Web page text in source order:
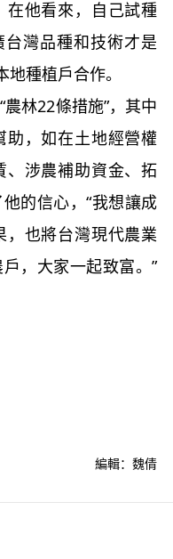
他看來，自己試種
台灣品種和技術才是
種植戶合作。
林22條措施”，其中
助，如在土地經營權
、涉農補助資金、拓
的信心，“我想讓成
也將台灣現代農業
，大家一起致富。”
編輯：魏倩